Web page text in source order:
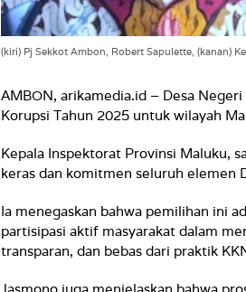
(kiri) Pj Sekkot Ambon, Robert Sapulette, (kanan)
AMBON, arikamedia.id – Desa
Korupsi Tahun 2025 untuk wilayah
Kepala Inspektorat Provinsi Maluku,
keras dan komitmen seluruh elemen
Ia menegaskan bahwa pemilihan ini
partisipasi aktif masyarakat dalam
transparan, dan bebas dari praktik